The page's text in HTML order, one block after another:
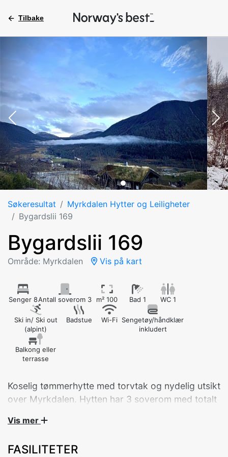
Tilbake
Søkeresultat
Myrkdalen Hytter og Leiligheter
Bygardslii 169
Bygardslii 169
Område: Myrkdalen Vis på kart
Senger 8Antall soverom 3 m² 100 Bad 1 WC 1
Ski in/ Ski out
(alpint)
Badstue Wi-Fi Sengetøy/håndklær
inkludert
Balkong eller
terrasse
Koselig tømmerhytte med torvtak og nydelig utsikt
over Myrkdalen. Hytten har 3 soverom med totalt
Velkommen til en romslig og innbydende hytte på ett
Vis mer
FASILITETER